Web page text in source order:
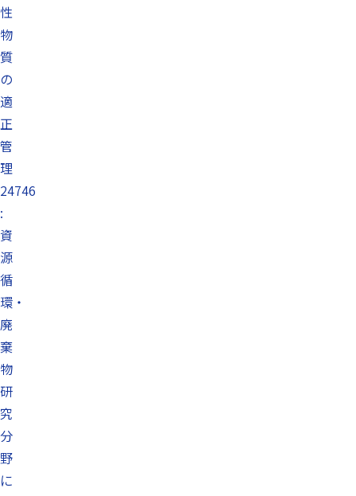
性
物
質
の
適
正
管
理
24746
:
資
源
循
環・
廃
棄
物
研
究
分
野
に